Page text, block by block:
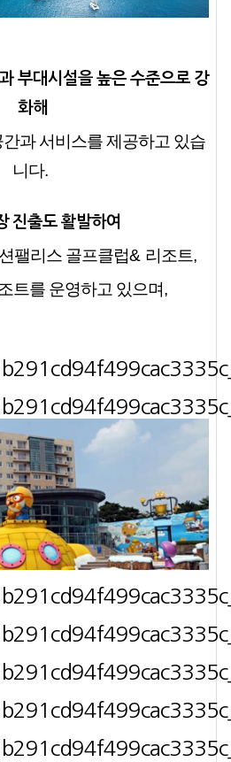
부대시설을 높은 수준으로 강
화해
과 서비스를 제공하고 있습
니다.
진출도 활발하여
팰리스 골프클럽& 리조트,
트를 운영하고 있으며,